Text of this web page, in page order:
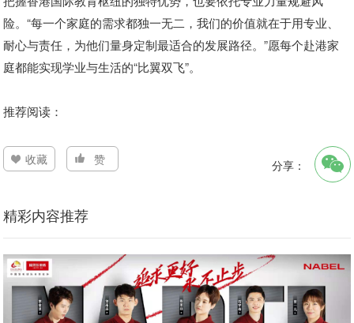
险。“每一个家庭的需求都独一无二，我们的价值就在于用专业、
耐心与责任，为他们量身定制最适合的发展路径。”愿每个赴港家
庭都能实现学业与生活的“比翼双飞”。
推荐阅读：
收藏 赞 分享：
精彩内容推荐